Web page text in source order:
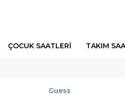
ÇOCUK SAATLERİ TAKIM
Guess